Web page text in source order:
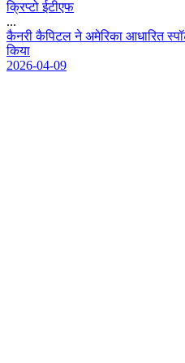
क्रिप्टो ईटीएफ
...
कनर कपटल न अमरक आधरत सप
कय
2026-04-09